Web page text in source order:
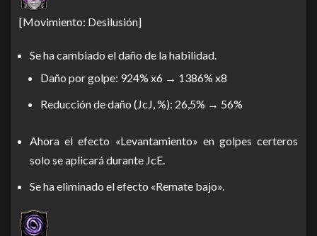
[Movimiento: Desilusión]
Se ha cambiado el daño de la habilidad.
Daño por golpe: 924% x6 → 1386% x8
Reducción de daño (JcJ, %): 26,5% → 56%
Ahora el efecto «Levantamiento» en golpes certeros
solo se aplicará durante JcE.
Se ha eliminado el efecto «Remate bajo».